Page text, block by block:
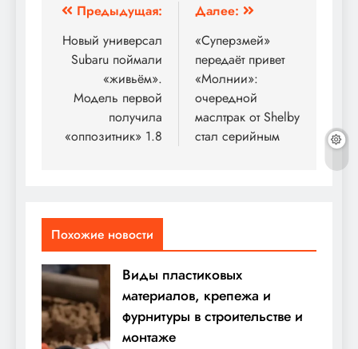
Навигация
по
записям
Предыдущая:
Новый универсал
Subaru поймали
«живьём».
Модель первой
получила
«оппозитник» 1.8
Далее:
«Суперзмей»
передаёт привет
«Молнии»:
очередной
маслтрак от Shelby
стал серийным
Похожие новости
Виды пластиковых
материалов, крепежа и
фурнитуры в строительстве и
монтаже